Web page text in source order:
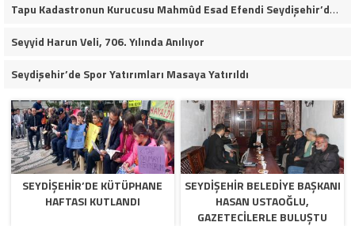
Tapu Kadastronun Kurucusu Mahmûd Esad Efendi Seydişehir’de Anıldı
Seyyid Harun Veli, 706. Yılında Anılıyor
Seydişehir’de Spor Yatırımları Masaya Yatırıldı
SEYDIŞEHIR’DE KÜTÜPHANE
HAFTASI KUTLANDI
SEYDIŞEHIR BELEDIYE BAŞKANI
HASAN USTAOĞLU,
GAZETECILERLE BULUŞTU